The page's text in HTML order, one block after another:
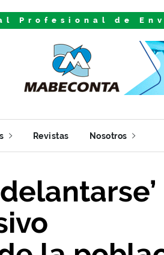
Profesional de
Revistas Nosotros